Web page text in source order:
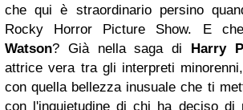
che qui è straordinario persino
Rocky Horror Picture Show. E
Watson? Già nella saga di Harry
attrice vera tra gli interpreti
con quella bellezza inusuale che ti
con l'inquietudine di chi ha deciso di